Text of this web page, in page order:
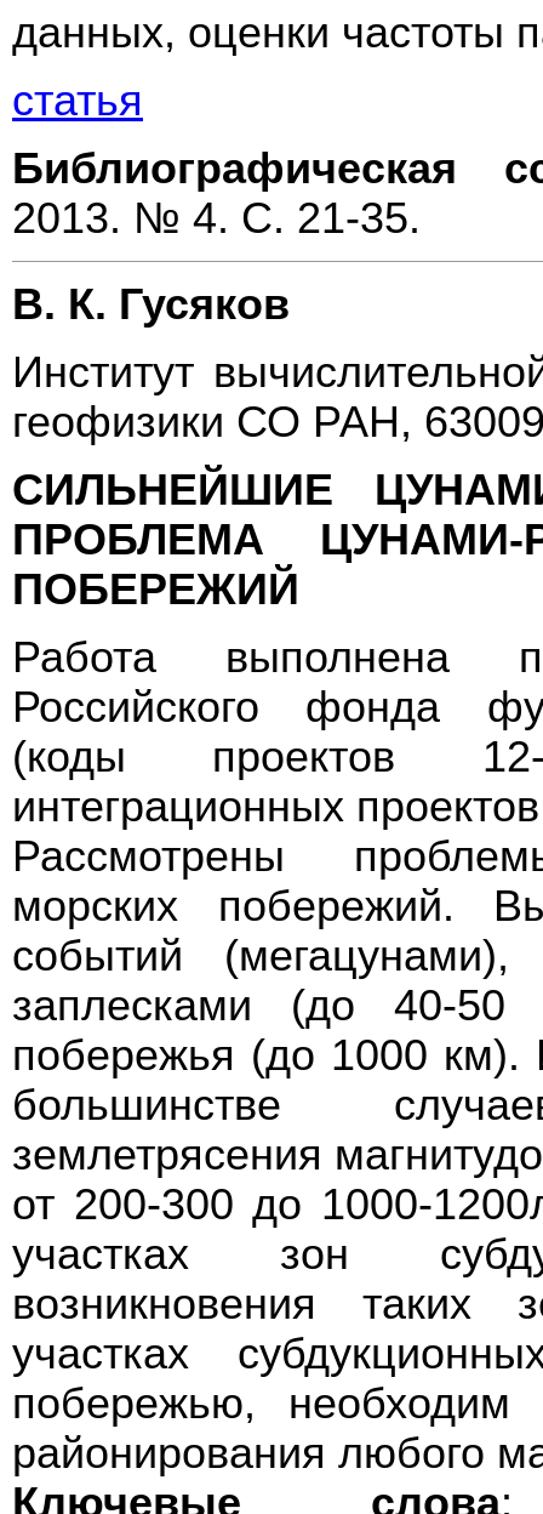
данных, оценки частоты
статья
Библиографическая
2013. № 4. С. 21-35.
В. К. Гусяков
Институт
геофизики СО РАН,
СИЛЬНЕЙШИЕ
ПРОБЛЕМА ЦУНАМИ-
ПОБЕРЕЖИЙ
Работа выполнена
Российского фонда
(коды проектов
интеграционных
Рассмотрены
морских побережий.
событий (мегацунами),
заплесками (до 40-50
побережья (до 1000 км).
большинстве
землетрясения
от 200-300 до 1000-
участках зон
возникновения таких
участках
побережью, необходим
районирования любого
Ключевые слова: